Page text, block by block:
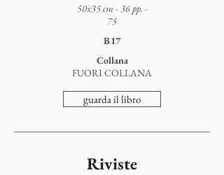
guarda il libro
50x35 cm - 36 pp. -
75
B17
FUORI COLLANA
Collana
Riviste